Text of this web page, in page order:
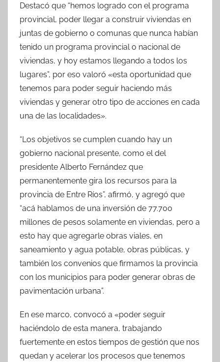
Destacó que “hemos logrado con el programa
provincial, poder llegar a construir viviendas en
juntas de gobierno o comunas que nunca habían
tenido un programa provincial o nacional de
viviendas, y hoy estamos llegando a todos los
lugares”, por eso valoró «esta oportunidad que
tenemos para poder seguir haciendo más
viviendas y generar otro tipo de acciones en cada
una de las localidades».
“Los objetivos se cumplen cuando hay un
gobierno nacional presente, como el del
presidente Alberto Fernández que
permanentemente gira los recursos para la
provincia de Entre Ríos”, afirmó, y agregó que
“acá hablamos de una inversión de 77.700
millones de pesos solamente en viviendas, pero a
esto hay que agregarle obras viales, en
saneamiento y agua potable, obras públicas, y
también los convenios que firmamos la provincia
con los municipios para poder generar obras de
pavimentación urbana”.
En ese marco, convocó a «poder seguir
haciéndolo de esta manera, trabajando
fuertemente en estos tiempos de gestión que nos
quedan y acelerar los procesos que tenemos